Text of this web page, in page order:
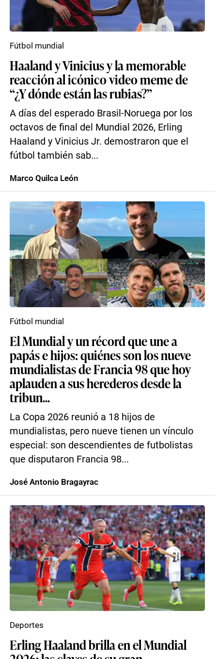
Haaland y Vinicius y la memorable
reacción al icónico video meme de
“¿Y dónde están las rubias?”
A días del esperado Brasil-Noruega por los
octavos de final del Mundial 2026, Erling
Haaland y Vinicius Jr. demostraron que el
fútbol también sab...
Fútbol mundial
Marco Quilca León
El Mundial y un récord que une a
papás e hijos: quiénes son los nueve
mundialistas de Francia 98 que hoy
aplauden a sus herederos desde la
tribun...
La Copa 2026 reunió a 18 hijos de
mundialistas, pero nueve tienen un vínculo
especial: son descendientes de futbolistas
que disputaron Francia 98...
Fútbol mundial
José Antonio Bragayrac
Erling Haaland brilla en el Mundial
Deportes